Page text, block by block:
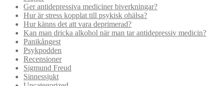
Ger antidepressiva mediciner biverkningar?
Hur är stress kopplat till psykisk ohälsa?
Hur känns det att vara deprimerad?
Kan man dricka alkohol när man tar antidepressiv medicin?
Panikångest
Psykpodden
Recensioner
Sigmund Freud
Sinnessjukt